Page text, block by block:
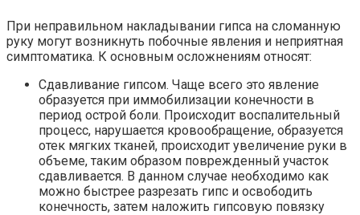
При неправильном накладывании гипса на сломанную
руку могут возникнуть побочные явления и неприятная
симптоматика. К основным осложнениям относят:
Сдавливание гипсом. Чаще всего это явление
образуется при иммобилизации конечности в
период острой боли. Происходит воспалительный
процесс, нарушается кровообращение, образуется
отек мягких тканей, происходит увеличение руки в
объеме, таким образом поврежденный участок
сдавливается. В данном случае необходимо как
можно быстрее разрезать гипс и освободить
конечность, затем наложить гипсовую повязку